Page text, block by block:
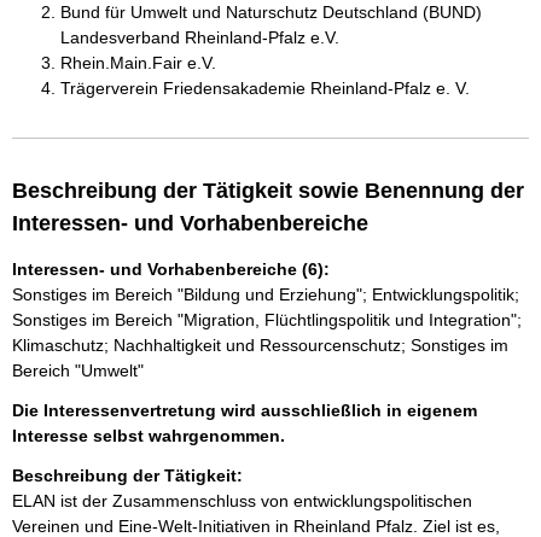
Bund für Umwelt und Naturschutz Deutschland (BUND)
Landesverband Rheinland-Pfalz e.V.
Rhein.Main.Fair e.V.
Trägerverein Friedensakademie Rheinland-Pfalz e. V.
Beschreibung der Tätigkeit sowie Benennung der
Interessen- und Vorhabenbereiche
Interessen- und Vorhabenbereiche (6):
Sonstiges im Bereich "Bildung und Erziehung"; Entwicklungspolitik;
Sonstiges im Bereich "Migration, Flüchtlingspolitik und Integration";
Klimaschutz; Nachhaltigkeit und Ressourcenschutz; Sonstiges im
Bereich "Umwelt"
Die Interessenvertretung wird ausschließlich in eigenem
Interesse selbst wahrgenommen.
Beschreibung der Tätigkeit:
ELAN ist der Zusammenschluss von entwicklungspolitischen
Vereinen und Eine-Welt-Initiativen in Rheinland Pfalz. Ziel ist es,